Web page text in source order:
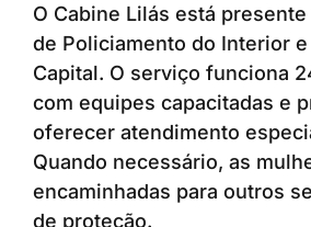
O Cabine Lilás está
de Policiamento do Interior e
Capital. O serviço funciona
com equipes capacitadas e
oferecer atendimento
Quando necessário, as
encaminhadas para outros
de proteção.